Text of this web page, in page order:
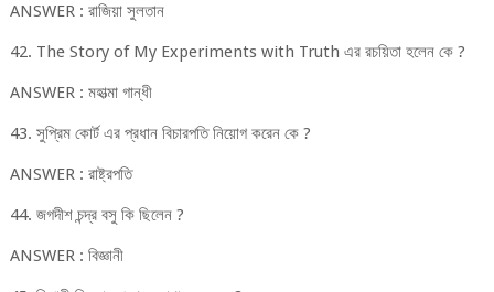
ANSWER : রাজিয়া সুলতান
42. The Story of My Experiments with Truth এর রচয়িতা হলেন কে ?
ANSWER : মহাত্মা গান্ধী
43. সুপ্রিম কোর্ট এর প্রধান বিচারপতি নিয়োগ করেন কে ?
ANSWER : রাষ্ট্রপতি
44. জগদীশ চন্দ্র বসু কি ছিলেন ?
ANSWER : বিজ্ঞানী